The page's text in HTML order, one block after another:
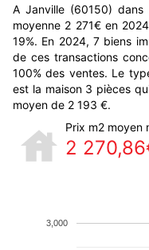
A Janville (60150)
moyenne 2 271€ en
19%. En 2024, 7 biens
de ces transactions
100% des ventes. Le
est la maison 3 pièces
moyen de 2 193 €.
Prix m2 moyen
2
3,000